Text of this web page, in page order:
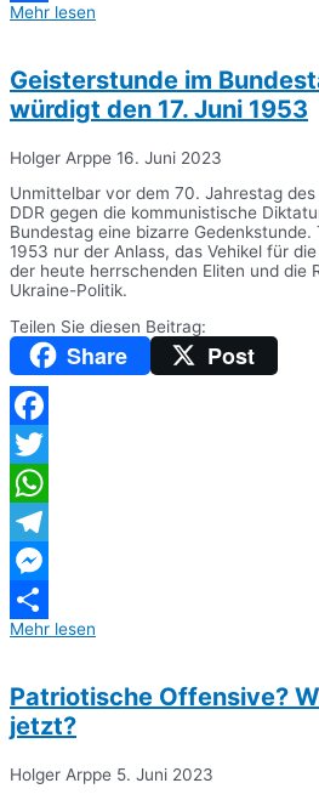
Teilen
Mehr lesen
Geisterstunde im
würdigt den 17. Juni 1953
Holger Arppe 16. Juni 2023
Unmittelbar vor dem 70. Jahrestag
DDR gegen die kommunistische
Bundestag eine bizarre Gedenkstunde.
1953 nur der Anlass, das Vehikel für
der heute herrschenden Eliten und die
Ukraine-Politik.
Teilen Sie diesen Beitrag:
Share Post
Facebook
Twitter
WhatsApp
Telegram
Messenger
Teilen
Mehr lesen
Patriotische Offensive?
jetzt?
Holger Arppe 5. Juni 2023